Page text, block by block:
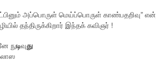
அப்பொருள் மெய்ப்பொருள்
தந்திருக்கிறார் இந்தக் கவிஞர் !
நுடிவுது